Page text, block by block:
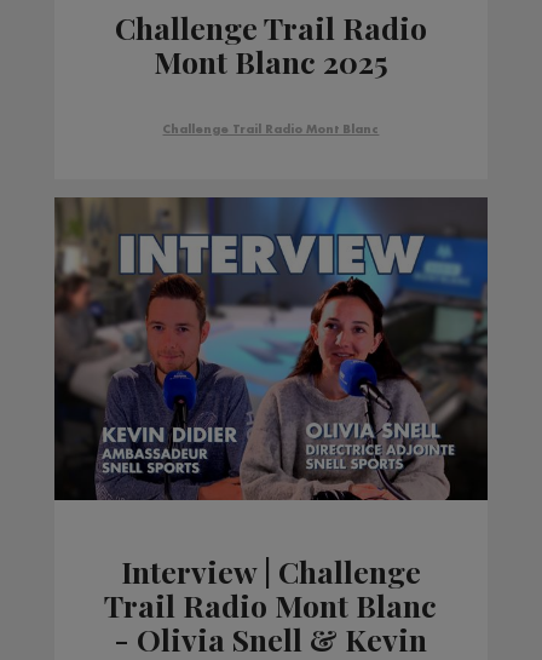
Challenge Trail Radio
Mont Blanc 2025
Challenge Trail Radio Mont Blanc
Interview | Challenge
Trail Radio Mont Blanc
- Olivia Snell & Kevin